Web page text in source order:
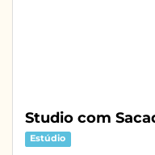
Studio com
Estúdio